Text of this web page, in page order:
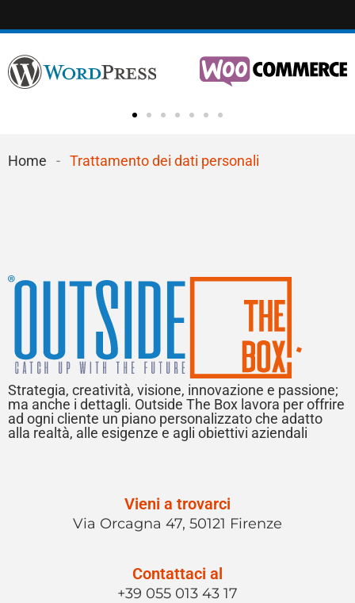
Home - Trattamento dei dati personali
Strategia, creatività, visione, innovazione e passione;
ma anche i dettagli. Outside The Box lavora per offrire
ad ogni cliente un piano personalizzato che adatto
alla realtà, alle esigenze e agli obiettivi aziendali
Vieni a trovarci
Via Orcagna 47, 50121 Firenze
Contattaci al
+39 055 013 43 17